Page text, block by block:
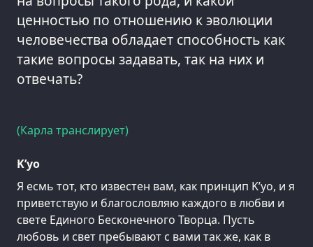
ценностью по отношению к эволюции
человечества обладает способность как
такие вопросы задавать, так на них и
отвечать?
(Карла транслирует)
K’уо
Я есмь тот, кто известен вам, как принцип K’уо, и я
приветствую и благословляю каждого в любви и
свете Единого Бесконечного Творца. Пусть
любовь и свет пребывают с вами так же, как в